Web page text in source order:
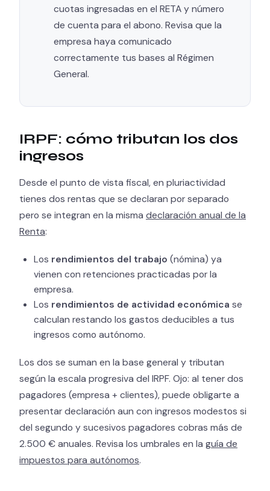
cuotas ingresadas en el RETA y número
de cuenta para el abono. Revisa que la
empresa haya comunicado
correctamente tus bases al Régimen
General.
IRPF: cómo tributan los dos
ingresos
Desde el punto de vista fiscal, en pluriactividad
tienes dos rentas que se declaran por separado
pero se integran en la misma declaración anual de la
Renta:
Los rendimientos del trabajo (nómina) ya
vienen con retenciones practicadas por la
empresa.
Los rendimientos de actividad económica se
calculan restando los gastos deducibles a tus
ingresos como autónomo.
Los dos se suman en la base general y tributan
según la escala progresiva del IRPF. Ojo: al tener dos
pagadores (empresa + clientes), puede obligarte a
presentar declaración aun con ingresos modestos si
del segundo y sucesivos pagadores cobras más de
2.500 € anuales. Revisa los umbrales en la guía de
impuestos para autónomos.